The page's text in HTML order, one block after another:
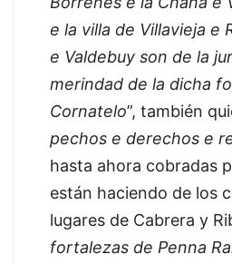
e la villa de Villavieja e
e Valdebuy son de la
merindad de la dicha
Cornatelo”, también
pechos e derechos e
hasta ahora cobradas
están haciendo de los
lugares de Cabrera y
fortalezas de Penna